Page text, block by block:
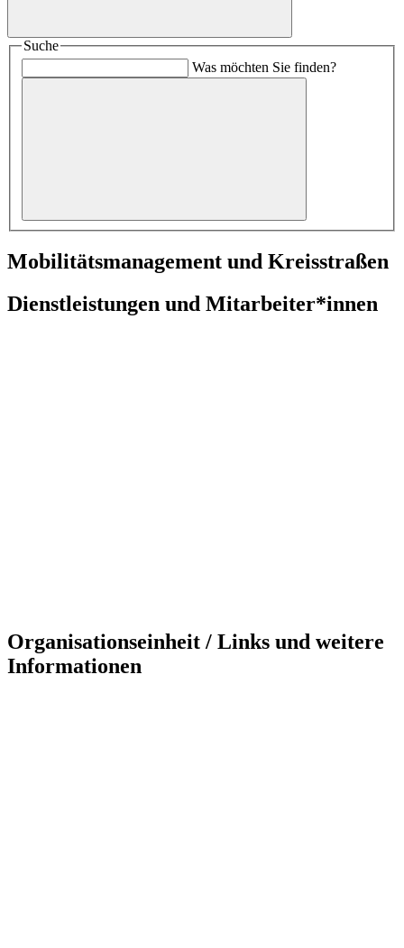
Suche
Was möchten Sie finden?
Mobilitätsmanagement und Kreisstraßen
Dienstleistungen und Mitarbeiter*innen
Organisationseinheit / Links und weitere
Informationen